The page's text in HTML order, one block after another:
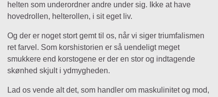
helten som underordner andre under sig. Ikke at have
hovedrollen, helterollen, i sit eget liv.
Og der er noget stort gemt til os, når vi siger triumfalismen
ret farvel. Som korshistorien er så uendeligt meget
smukkere end korstogene er der en stor og indtagende
skønhed skjult i ydmygheden.
Lad os vende alt det, som handler om maskulinitet og mod,